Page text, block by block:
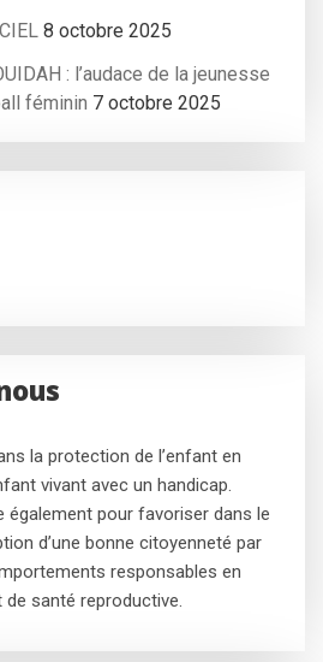
8 octobre 2025
: l’audace de la jeunesse
féminin 7 octobre 2025
la protection de l’enfant en
vivant avec un handicap.
également pour favoriser dans le
d’une bonne citoyenneté par
responsables en
santé reproductive.